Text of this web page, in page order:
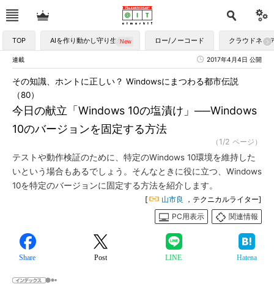
TOP AIを作り動かし守り生かす ロー/ノーコード クラウドネイ
連載 2017年4月4日 公開
今日の献立「Windows 10の塩漬け」──Windows
10のバージョンを固定する方法
その知識、ホントに正しい？ Windowsにまつわる都市伝説
（80）
（1/2 ページ）
テストや動作検証のために、特定のWindows 10環境を維持した
いという場合もあるでしょう。そんなときに役に立つ、Windows
10を特定のバージョンに固定する方法を紹介します。
[ 山市良
，テクニカルライター]
PC用表示
関連情報
Share Post LINE Hatena